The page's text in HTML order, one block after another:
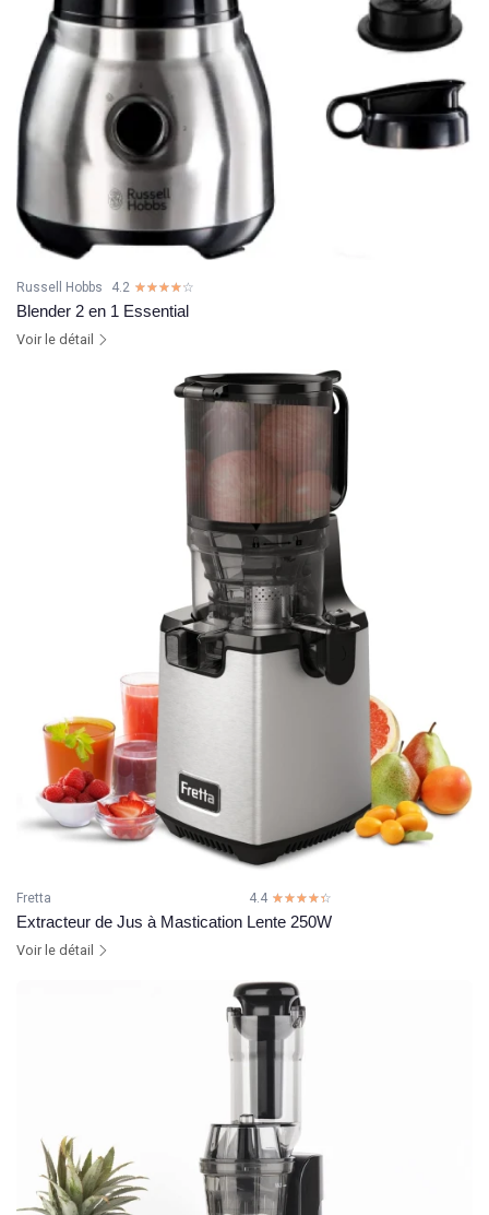
Russell Hobbs 4.2 ☆☆☆☆☆
★★★★★
Blender 2 en 1 Essential
Voir le détail
Fretta 4.4 ☆☆☆☆☆
★★★★★
Extracteur de Jus à Mastication Lente 250W
Voir le détail